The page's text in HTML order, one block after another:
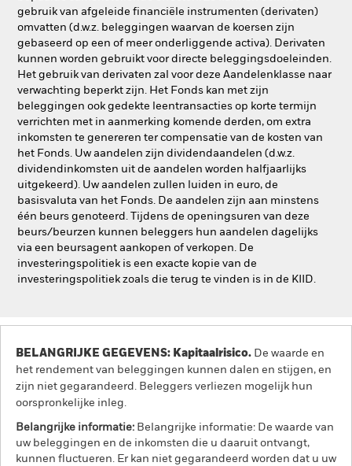
gebruik van afgeleide financiële instrumenten (derivaten)
omvatten (d.w.z. beleggingen waarvan de koersen zijn
gebaseerd op een of meer onderliggende activa). Derivaten
kunnen worden gebruikt voor directe beleggingsdoeleinden.
Het gebruik van derivaten zal voor deze Aandelenklasse naar
verwachting beperkt zijn. Het Fonds kan met zijn
beleggingen ook gedekte leentransacties op korte termijn
verrichten met in aanmerking komende derden, om extra
inkomsten te genereren ter compensatie van de kosten van
het Fonds. Uw aandelen zijn dividendaandelen (d.w.z.
dividendinkomsten uit de aandelen worden halfjaarlijks
uitgekeerd). Uw aandelen zullen luiden in euro, de
basisvaluta van het Fonds. De aandelen zijn aan minstens
één beurs genoteerd. Tijdens de openingsuren van deze
beurs/beurzen kunnen beleggers hun aandelen dagelijks
via een beursagent aankopen of verkopen. De
investeringspolitiek is een exacte kopie van de
investeringspolitiek zoals die terug te vinden is in de KIID.
BELANGRIJKE GEGEVENS: Kapitaalrisico. De waarde en
het rendement van beleggingen kunnen dalen en stijgen, en
zijn niet gegarandeerd. Beleggers verliezen mogelijk hun
oorspronkelijke inleg.
Belangrijke informatie: Belangrijke informatie: De waarde van
uw beleggingen en de inkomsten die u daaruit ontvangt,
kunnen fluctueren. Er kan niet gegarandeerd worden dat u uw